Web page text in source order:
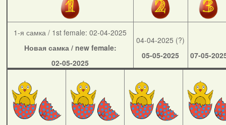
1-я самка / 1st female: 02-04-2025
Новая самка / new female:
02-05-2025
04-04-2025 (?)
05-05-2025
07-05-